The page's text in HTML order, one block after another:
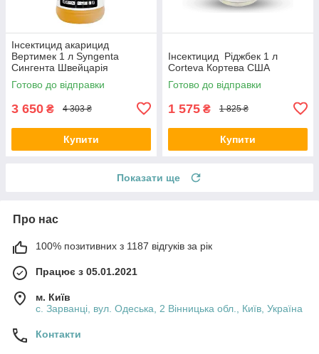
Інсектицид акарицид
Вертимек 1 л Syngenta
Сингента Швейцарія
Готово до відправки
3 650 ₴ 4 303 ₴
Купити
Інсектицид Ріджбек 1 л
Corteva Кортева США
Готово до відправки
1 575 ₴ 1 825 ₴
Купити
Показати ще
Про нас
100% позитивних з 1187 відгуків за рік
Працює з 05.01.2021
м. Київ
с. Зарванці, вул. Одеська, 2 Вінницька обл., Київ, Україна
Контакти